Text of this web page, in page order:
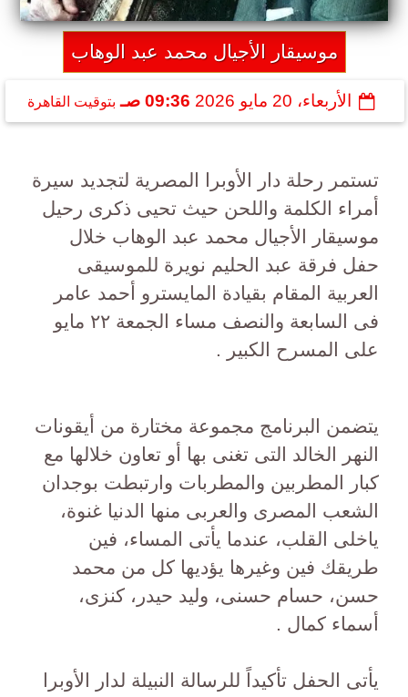
موسيقار الأجيال محمد عبد الوهاب
الأربعاء، 20 مايو 2026 09:36 صـ بتوقيت القاهرة
تستمر رحلة دار الأوبرا المصرية لتجديد سيرة
أمراء الكلمة واللحن حيث تحيى ذكرى رحيل
موسيقار الأجيال محمد عبد الوهاب خلال
حفل فرقة عبد الحليم نويرة للموسيقى
العربية المقام بقيادة المايسترو أحمد عامر
فى السابعة والنصف مساء الجمعة ٢٢ مايو
على المسرح الكبير .
يتضمن البرنامج مجموعة مختارة من أيقونات
النهر الخالد التى تغنى بها أو تعاون خلالها مع
كبار المطربين والمطربات وارتبطت بوجدان
الشعب المصرى والعربى منها الدنيا غنوة،
ياخلى القلب، عندما يأتى المساء، فين
طريقك فين وغيرها يؤديها كل من محمد
حسن، حسام حسنى، وليد حيدر، كنزى،
أسماء كمال .
يأتى الحفل تأكيداً للرسالة النبيلة لدار الأوبرا